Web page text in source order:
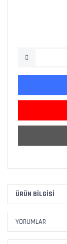
ÜRÜN BILGISI
YORUMLAR